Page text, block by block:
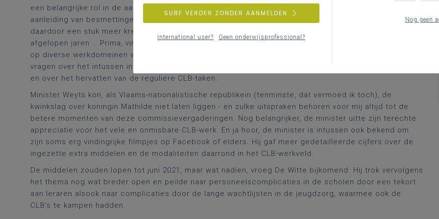
een belangrijke rol in de aanpak van de coronacrisis, via hun opdracht in de zgn. contactopsporing naar
aanleiding van besmettingen op school. Tussen haakjes, ik lees daarin dat de CLB’s opnieuw én terecht
daardoor een stuk meer krediet gekregen hebben in bepaalde politieke en andere milieus dan in de
afgelopen jaren … Prima, vind ik. Maar naast de crisis was er ook de reguliere zorg. Op dat vlak (en wel
op diverse werkdomeinen van het CLB) gingen alarmbellen af, wist vragensteller De Witte. Hij had
vragen over het intussen ingezette extra budget, over de aanwerving van nieuwe CLB-personeelsleden
en over het hervatten van de reguliere CLB-taken.
Minister Weyts kon, als Vlaams-nationalistische republikein (tenminste, dat vermoed ik toch), de
kwinkslag over koningin Mathilde niet laten liggen - en zulke uitspraken behoren voor mij altijd tot de
betere momenten van deze commissievergaderingen. Nog belangrijker, de minister uitte zijn terechte
appreciatie voor het vele en onmisbare CLB-werk. En ja hoor, de minister is intussen ook bekend om
zijn soms erg vindingrijke filmpjes op Facebook of elders. Hij gaf meer gedetailleerde cijfers over de
ingezette extra middelen en de modaliteiten daarrond in het CLB-werkveld.
De middelen zouden lopen tot juni 2021, maar wat nadien, vroeg De Witte bijkomend. Hij trok vervolgens
het thema nog wat breder open en peilde naar personeelscomplicaties in de scholen door een tekort
aan leraren alsook naar complicaties door de lange wachtlijsten in de jeugdzorg, waarmee ook de
CLB’s te kampen hadden.
Nog geen
SURF VERDER ZONDER AANMELDEN
International user? Geen onderwijsprofessional?